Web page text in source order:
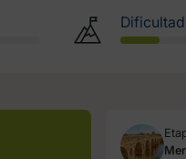
Dificultad